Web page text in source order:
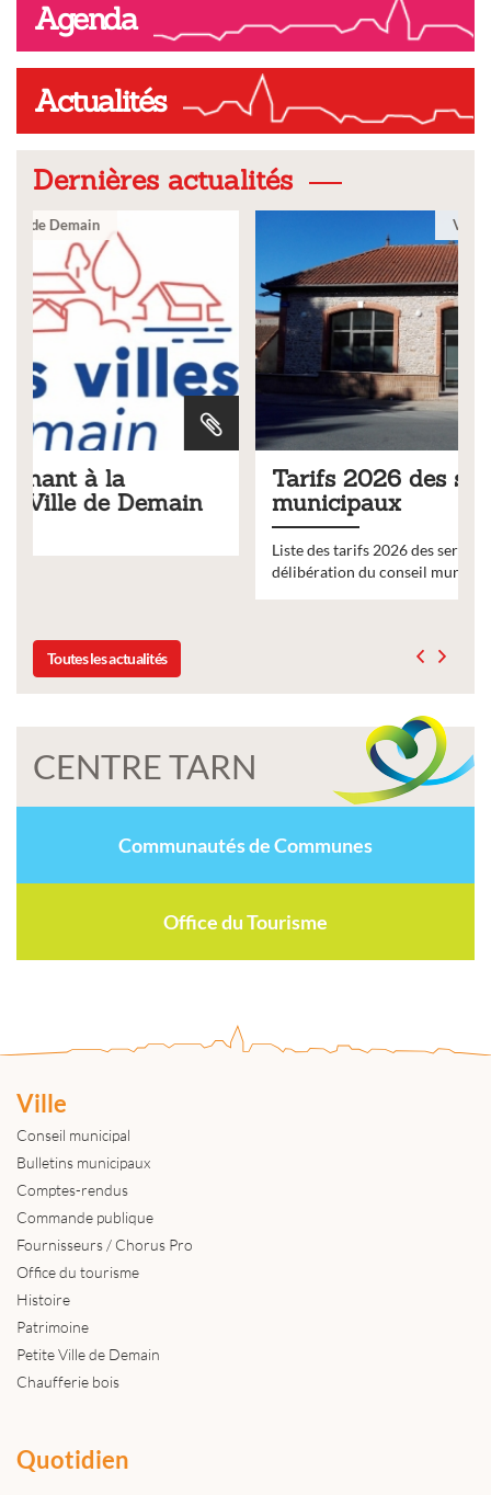
Agenda
Actualités
Dernières actualités
Tarifs 2026 des services
municipaux
Liste des tarifs 2026 des services municipaux,
délibération du conseil municipal du 19 décembre 2025
Toutes les actualités
CENTRE TARN
Communautés de Communes
Office du Tourisme
Ville
Conseil municipal
Bulletins municipaux
Comptes-rendus
Commande publique
Fournisseurs / Chorus Pro
Office du tourisme
Histoire
Patrimoine
Petite Ville de Demain
Chaufferie bois
Quotidien